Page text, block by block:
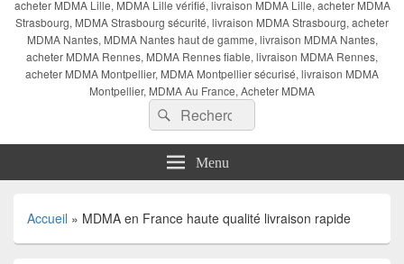
acheter MDMA Lille, MDMA Lille vérifié, livraison MDMA Lille, acheter MDMA
Strasbourg, MDMA Strasbourg sécurité, livraison MDMA Strasbourg, acheter
MDMA Nantes, MDMA Nantes haut de gamme, livraison MDMA Nantes,
acheter MDMA Rennes, MDMA Rennes fiable, livraison MDMA Rennes,
acheter MDMA Montpellier, MDMA Montpellier sécurisé, livraison MDMA
Montpellier, MDMA Au France, Acheter MDMA
Recherche :
Rechercher
Menu
Accueil » MDMA en France haute qualité livraison rapide